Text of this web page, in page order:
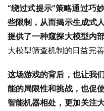
“绕过式提示”策略通过巧
些限制，从而揭示生成式
提供了一种窥探大模型内
大模型筛查机制的日益完
这场游戏的背后，也让我
能的局限性和挑战，也促
智能机器相处，更加关注